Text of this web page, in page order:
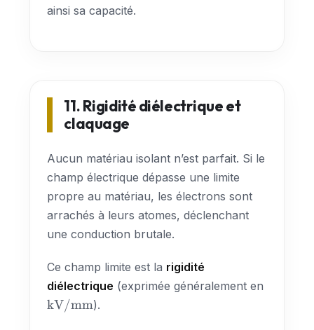
ainsi sa capacité.
11. Rigidité diélectrique et
claquage
Aucun matériau isolant n’est parfait. Si le
champ électrique dépasse une limite
propre au matériau, les électrons sont
arrachés à leurs atomes, déclenchant
une conduction brutale.
Ce champ limite est la rigidité
diélectrique (exprimée généralement en
\text{kV/mm}
kV/mm).